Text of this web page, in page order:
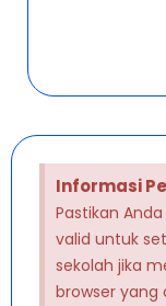
Informasi
Pastikan
valid untuk
sekolah jika
browser yang